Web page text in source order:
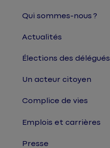
Qui sommes-nous ?
Actualités
Élections des délégués
Un acteur citoyen
Complice de vies
Emplois et carrières
Presse